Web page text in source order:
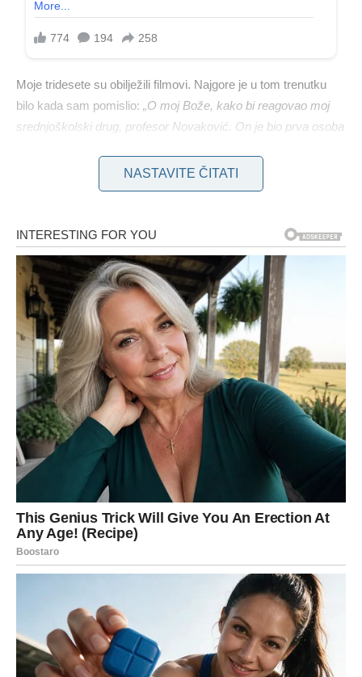
Moje tridesete su obilježili filmovi. Najgore je u tom trenutku
bilo kada sam pomislio: „O moj Bože, kako bi reagovao moj
srednjoškolski drug, profesor Novaković. On je bio prva osoba
On je tako divan i miran čovjek. Ali kako bi reagovali moji drugi
profesori? Nakon toga sam razmišljao samo o svojoj majci, jer
je podrazumjevano da je tvoja majka uvijek uz tebe, jer te
razumije – priznala je hrvatska pjevačica prije nego što je
dodala:
– Nakon toga sam šest mjeseci ostala kod kuće, pa sam
snimila Album “Dark Green”. Tada mi je palo na pamet da ne
želim više biti na prvoj liniji
– prisjeća se Severina za hrvatsku
Gloriju.
NASTAVITE ČITATI